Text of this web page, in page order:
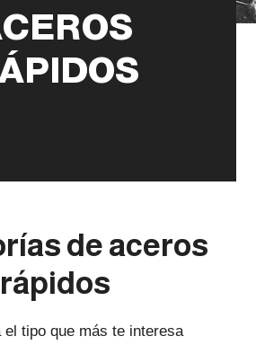
de aceros
rápidos
el tipo que más te interesa